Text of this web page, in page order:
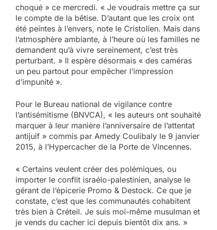
choqué » ce mercredi. « Je voudrais mettre ça sur
le compte de la bêtise. D’autant que les croix ont
été peintes à l’envers, note le Cristolien. Mais dans
l’atmosphère ambiante, à l’heure où les familles ne
demandent qu’à vivre sereinement, c’est très
perturbant. » Il espère désormais « des caméras
un peu partout pour empêcher l’impression
d’impunité ».
Pour le Bureau national de vigilance contre
l’antisémitisme (BNVCA), « les auteurs ont souhaité
marquer à leur manière l’anniversaire de l’attentat
antijuif » commis par Amedy Coulibaly le 9 janvier
2015, à l’Hypercacher de la Porte de Vincennes.
« Certains veulent créer des polémiques, ou
importer le conflit israélo-palestinien, analyse le
gérant de l’épicerie Promo & Destock. Ce que je
constate, c’est que les communautés cohabitent
très bien à Créteil. Je suis moi-même musulman et
je vends du cacher ici depuis bientôt dix ans. »
2025, l’année la plus